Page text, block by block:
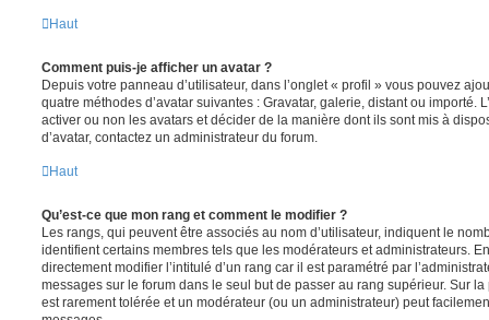
Haut
Comment puis-je afficher un avatar ?
Depuis votre panneau d’utilisateur, dans l’onglet « profil » vous pouvez
quatre méthodes d’avatar suivantes : Gravatar, galerie, distant ou importé.
activer ou non les avatars et décider de la manière dont ils sont mis à
d’avatar, contactez un administrateur du forum.
Haut
Qu’est-ce que mon rang et comment le modifier ?
Les rangs, qui peuvent être associés au nom d’utilisateur, indiquent le
identifient certains membres tels que les modérateurs et administrateurs.
directement modifier l’intitulé d’un rang car il est paramétré par
messages sur le forum dans le seul but de passer au rang supérieur. Sur
est rarement tolérée et un modérateur (ou un administrateur) peut